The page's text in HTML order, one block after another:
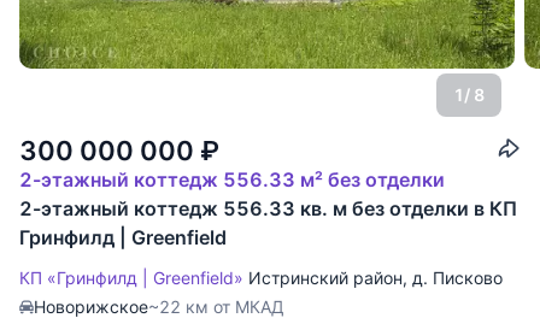
1/ 8
300 000 000 ₽
2-этажный коттедж 556.33 м² без отделки
2-этажный коттедж 556.33 кв. м без отделки в КП
Гринфилд | Greenfield
КП «Гринфилд | Greenfield» Истринский район, д. Писково
Новорижское~22 км от МКАД